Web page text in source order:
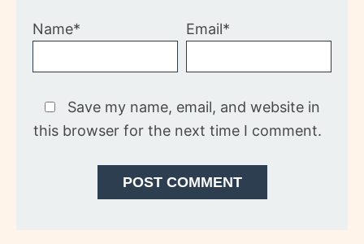
Name* Email*
Save my name, email, and website in
this browser for the next time I comment.